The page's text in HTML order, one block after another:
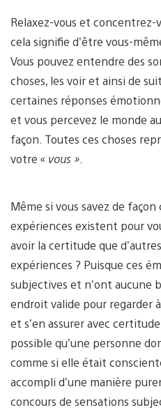
Relaxez-vous et
cela signifie d’être vous-
Vous pouvez entendre des
choses, les voir et ainsi de
certaines réponses
et vous percevez le monde
façon. Toutes ces choses
votre « vous ».
Même si vous savez de
expériences existent pour
avoir la certitude que
expériences ? Puisque ces
subjectives et n’ont aucune
endroit valide pour regarder
et s’en assurer avec
possible qu’une personne
comme si elle était
accompli d’une manière
concours de sensations